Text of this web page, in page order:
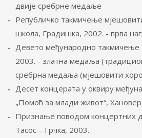
двије сребрне медаље
Републичко такмичење
школа, Градишка, 2002. - прва
Девето међународно
2003. - златна медаља
сребрна медаља (мјешовити
Десет концерата у оквиру
„Помоћ за млади живот“,
Признање поводом концертних
Тасос – Грчка, 2003.